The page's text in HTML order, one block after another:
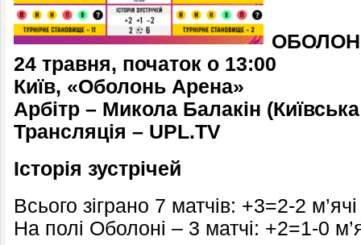
24 травня, початок о 13:00
Київ, «Оболонь Арена»
Арбітр – Микола Балакін
Трансляція – UPL.TV
Історія зустрічей
Всього зіграно 7 матчів: +3=2-2
На полі Оболоні – 3 матчі: +2=1-0